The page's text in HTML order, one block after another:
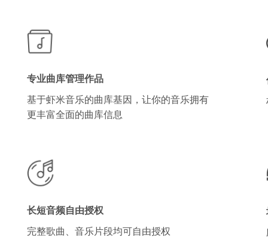
专业曲库管理作品
基于虾米音乐的曲库基因，让你的音乐拥有
更丰富全面的曲库信息
长短音频自由授权
完整歌曲、音乐片段均可自由授权